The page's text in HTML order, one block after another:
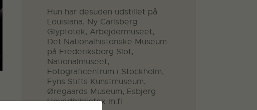
Hun har desuden udstillet på
Louisiana, Ny Carlsberg
Glyptotek, Arbejdermuseet,
Det Nationalhistoriske Museum
på Frederiksborg Slot,
Nationalmuseet,
Fotograficentrum i Stockholm,
Fyns Stifts Kunstmuseum,
Øregaards Museum, Esbjerg
Hovedbibliotek m.fl